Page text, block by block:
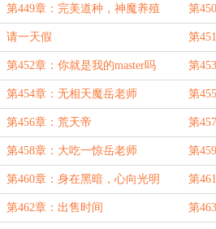
第449章：完美道种，神魔养殖 第
请一天假 第
第452章：你就是我的master吗 第
第454章：无相天魔岳老师 第
第456章：荒天帝 第
感觉
第458章：大吃一惊岳老师 第
语
第460章：身在黑暗，心向光明 第
钟楼
第462章：出售时间 第